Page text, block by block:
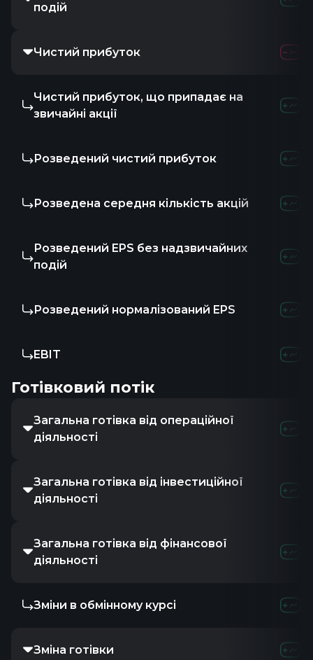
подій
Чистий прибуток -
Чистий прибуток, що припадає на
звичайні акції
Розведений чистий прибуток
Розведена середня кількість акцій
Розведений EPS без надзвичайних
подій
Розведений нормалізований EPS
EBIT -
Готівковий потік
Загальна готівка від операційної
діяльності
-
Загальна готівка від інвестиційної
діяльності
-
Загальна готівка від фінансової
діяльності
Зміни в обмінному курсі
Зміна готівки